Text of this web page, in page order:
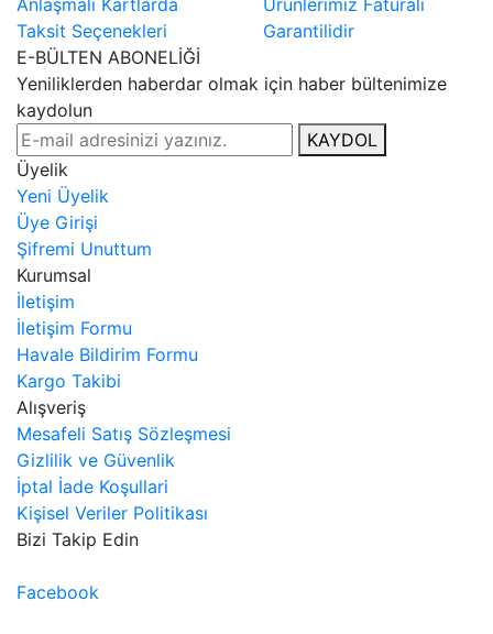
Taksit Seçenekleri
Garantilidir
E-BÜLTEN ABONELİĞİ
Yeniliklerden haberdar olmak için haber bültenimize
kaydolun
KAYDOL
Üyelik
Yeni Üyelik
Üye Girişi
Şifremi Unuttum
Kurumsal
İletişim
İletişim Formu
Havale Bildirim Formu
Kargo Takibi
Alışveriş
Mesafeli Satış Sözleşmesi
Gizlilik ve Güvenlik
İptal İade Koşullari
Kişisel Veriler Politikası
Bizi Takip Edin
Facebook